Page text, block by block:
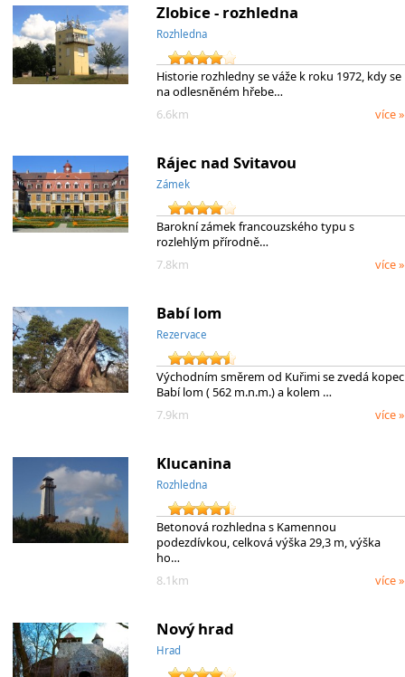
Zlobice - rozhledna
Rozhledna
Historie rozhledny se váže k roku 1972, kdy se
na odlesněném hřebe…
6.6km
více »
Rájec nad Svitavou
Zámek
Barokní zámek francouzského typu s
rozlehlým přírodně…
7.8km
více »
Babí lom
Rezervace
Východním směrem od Kuřimi se zvedá kopec
Babí lom ( 562 m.n.m.) a kolem …
7.9km
více »
Klucanina
Rozhledna
Betonová rozhledna s Kamennou
podezdívkou, celková výška 29,3 m, výška
ho…
8.1km
více »
Nový hrad
Hrad